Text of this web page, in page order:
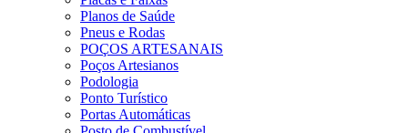
Planos de Saúde
Pneus e Rodas
POÇOS ARTESANAIS
Poços Artesianos
Podologia
Ponto Turístico
Portas Automáticas